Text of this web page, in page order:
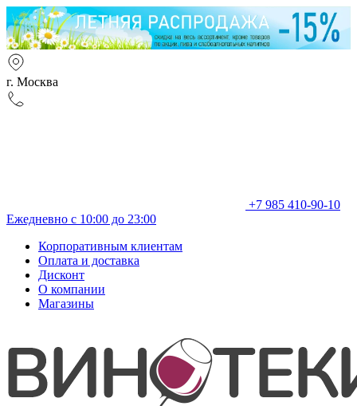
г. Москва
+7 985 410-90-10
Ежедневно с 10:00 до 23:00
Корпоративным клиентам
Оплата и доставка
Дисконт
О компании
Магазины